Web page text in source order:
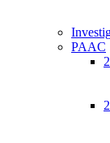
PAAC